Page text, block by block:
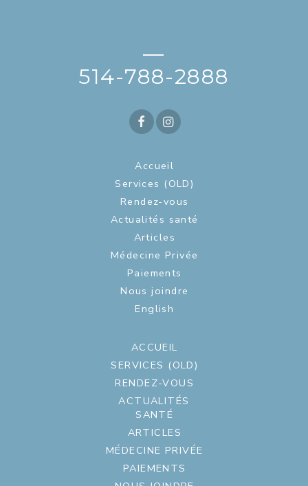
—
514-788-2888
Accueil
Services (OLD)
Rendez-vous
Actualités santé
Articles
Médecine Privée
Paiements
Nous joindre
English
ACCUEIL
SERVICES (OLD)
RENDEZ-VOUS
ACTUALITÉS
SANTÉ
ARTICLES
MÉDECINE PRIVÉE
PAIEMENTS